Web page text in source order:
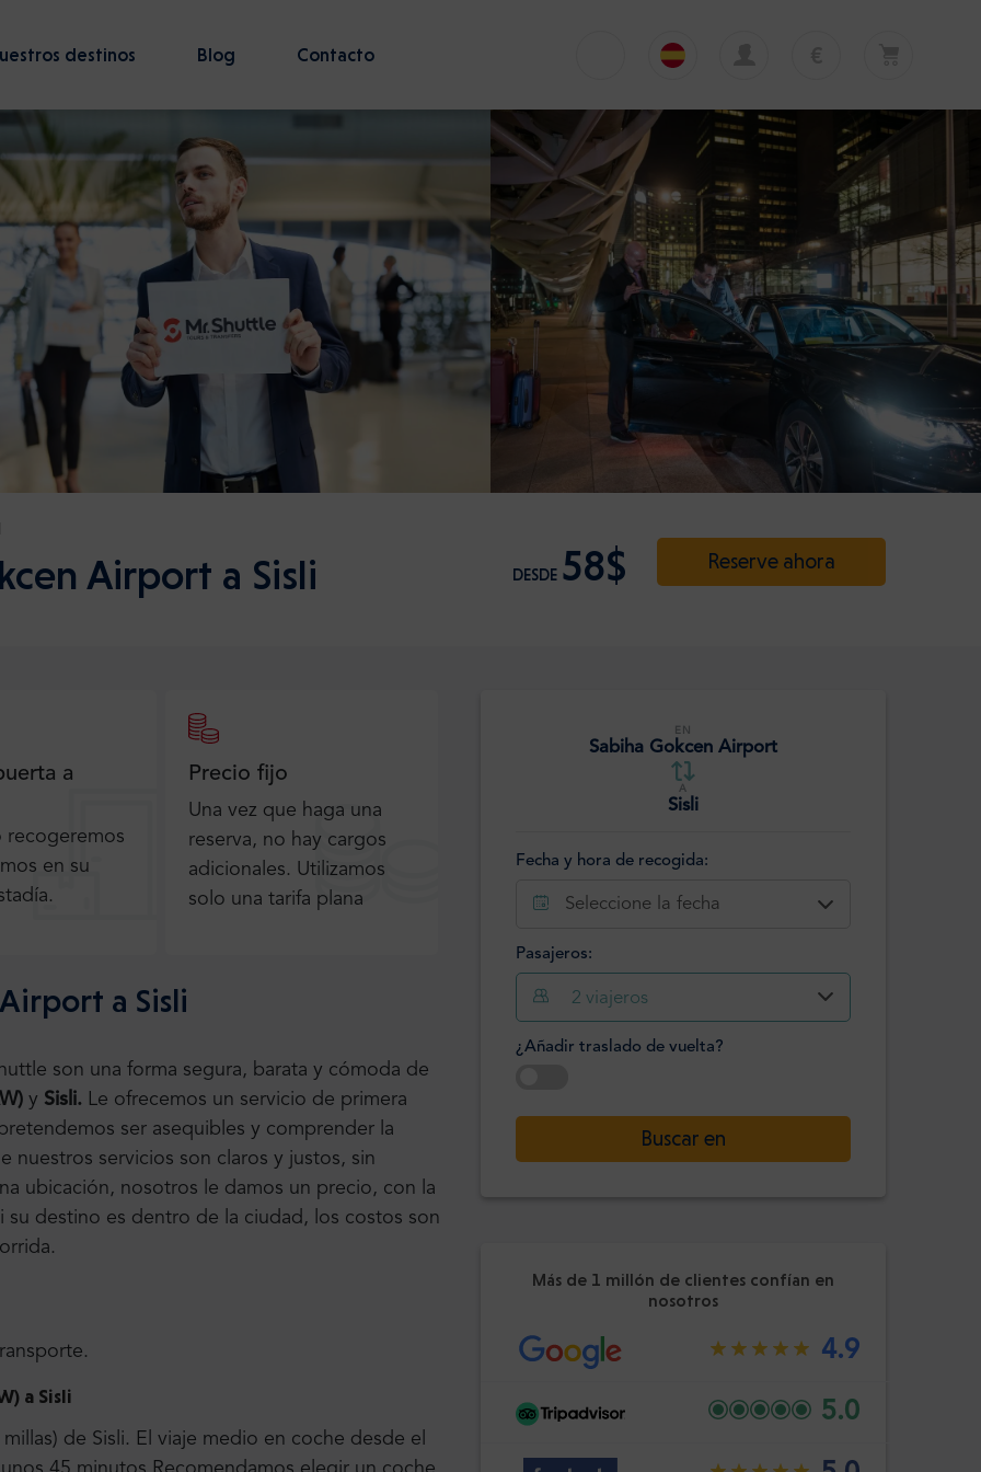
destinos Blog Contacto
English
Deutsch
Italiano
Español
GBP
PLN
$ USD
Su cesta está vacía
Su cesta está vacía. Añadir primera excursión
o traslado
Airport a Sisli DESDE 58$ Reserve ahora
EN
Sabiha Gokcen Airport
A
Sisli
Fecha y hora de recogida:
Seleccione la fecha
Hora
:
Minuto
Confirme
Pasajeros:
2 viajeros
¿Añadir traslado de vuelta?
Buscar en
Más de 1 millón de clientes confían en
nosotros
4.9
5.0
a
recogeremos
en su
Precio fijo
Una vez que haga una
reserva, no hay cargos
adicionales. Utilizamos
solo una tarifa plana
a Sisli
son una forma segura, barata y cómoda de
y Sisli. Le ofrecemos un servicio de primera
ser asequibles y comprender la
nuestros servicios son claros y justos, sin
ubicación, nosotros le damos un precio, con la
destino es dentro de la ciudad, los costos son
a Sisli
de Sisli. El viaje medio en coche desde el